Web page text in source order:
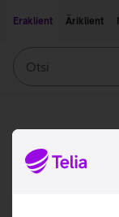
Eraklient
Äriklient